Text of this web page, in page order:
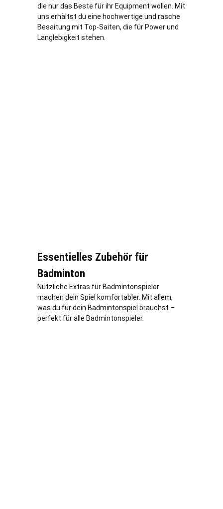
die nur das Beste für ihr Equipment wollen. Mit
uns erhältst du eine hochwertige und rasche
Besaitung mit Top-Saiten, die für Power und
Langlebigkeit stehen.
Essentielles Zubehör für
Badminton
Nützliche Extras für Badmintonspieler
machen dein Spiel komfortabler. Mit allem,
was du für dein Badmintonspiel brauchst –
perfekt für alle Badmintonspieler.